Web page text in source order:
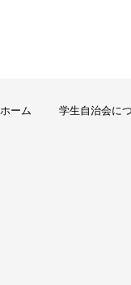
ホーム 学生自治会に